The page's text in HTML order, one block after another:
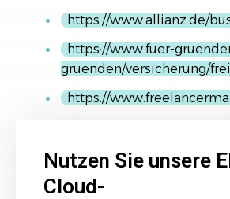
https://www.allianz.de/
https://www.fuer-
gruenden/versicherung/
https://
Nutzen Sie unsere
Cloud-